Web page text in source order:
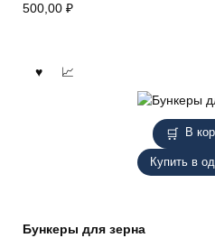
500,00 ₽
В
Купить в
Бункеры для зерна